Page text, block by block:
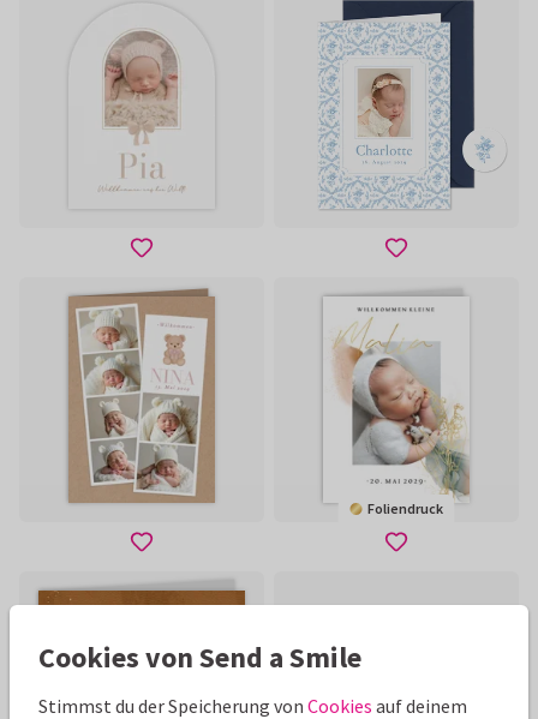
Foliendruck
Cookies von Send a Smile
Stimmst du der Speicherung von Cookies auf deinem